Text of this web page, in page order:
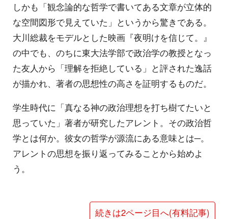
しかも「観念論的な哲学で書いてある文章が立体的
な空間図形で見えていた」というから驚きである。
大川総裁をモデルとした映画『夜明けを信じて。』
の中でも、のちに東大法学部で政治学の教授となっ
た友人から「理解を拒絶している」と評された逸話
が描かれ、著者の思想性の高さを証明するものだ。
学生時代に「真なる神の政治理想を打ち樹てたいと
思っていた」著者が研究したアレント。その政治哲
学とは何か。彼女の哲学が源流にある意味とは─。
アレントの思想を振り返ってみることから始めよ
う。
続きは2ページ目へ(有料記事)